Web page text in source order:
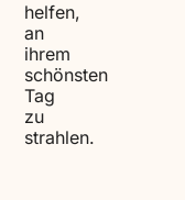
helfen,
an
ihrem
schönsten
Tag
zu
strahlen.